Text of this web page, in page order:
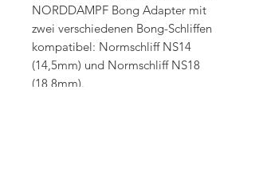
NORDDAMPF Bong Adapter mit
zwei verschiedenen Bong-Schliffen
kompatibel: Normschliff NS14
(14,5mm) und Normschliff NS18
(18,8mm).